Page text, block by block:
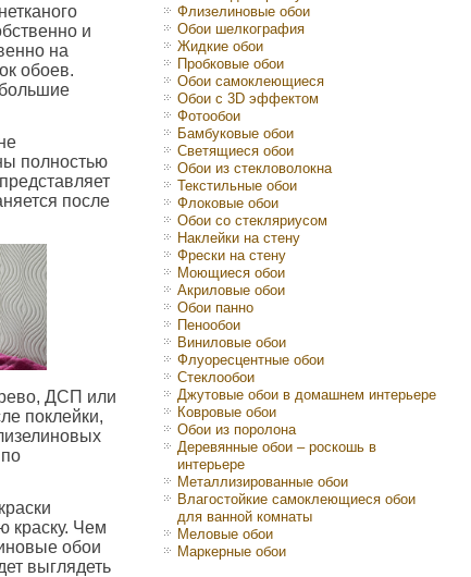
и
на
обоев.
полностью
после
ДСП или
поклейки,
краску. Чем
обои
выглядеть
Флизелиновые обои
Обои шелкография
Жидкие обои
Пробковые обои
Обои самоклеющиеся
Обои с 3D эффектом
Фотообои
Бамбуковые обои
Светящиеся обои
Обои из стекловолокна
Текстильные обои
Флоковые обои
Обои со стекляриусом
Наклейки на стену
Фрески на стену
Моющиеся обои
Акриловые обои
Обои панно
Пенообои
Виниловые обои
Флуоресцентные обои
Стеклообои
Джутовые обои в домашнем интерьере
Ковровые обои
Обои из поролона
Деревянные обои – роскошь в
интерьере
Металлизированные обои
Влагостойкие самоклеющиеся обои
для ванной комнаты
Меловые обои
Маркерные обои